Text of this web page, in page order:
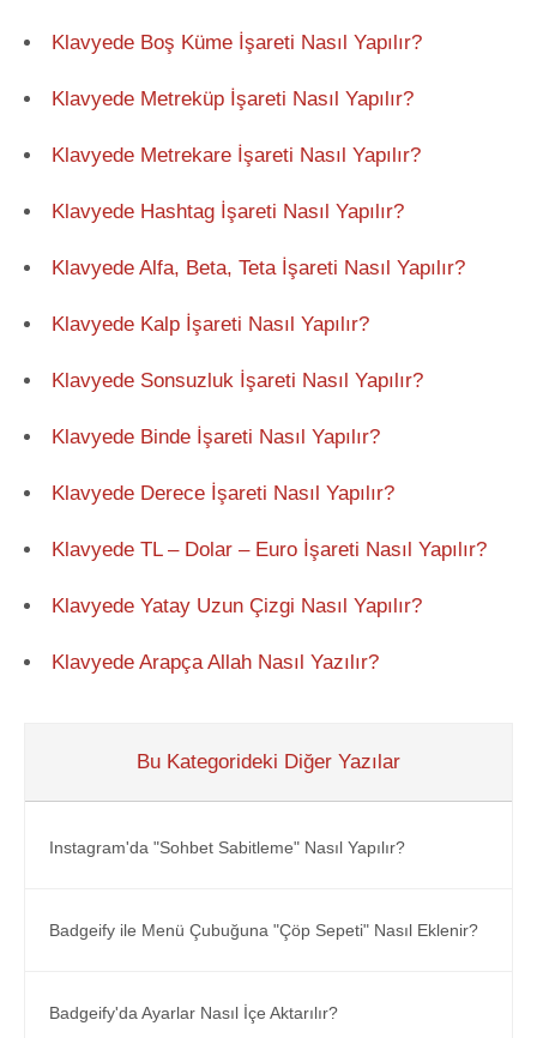
Klavyede Boş Küme İşareti Nasıl Yapılır?
Klavyede Metreküp İşareti Nasıl Yapılır?
Klavyede Metrekare İşareti Nasıl Yapılır?
Klavyede Hashtag İşareti Nasıl Yapılır?
Klavyede Alfa, Beta, Teta İşareti Nasıl Yapılır?
Klavyede Kalp İşareti Nasıl Yapılır?
Klavyede Sonsuzluk İşareti Nasıl Yapılır?
Klavyede Binde İşareti Nasıl Yapılır?
Klavyede Derece İşareti Nasıl Yapılır?
Klavyede TL – Dolar – Euro İşareti Nasıl Yapılır?
Klavyede Yatay Uzun Çizgi Nasıl Yapılır?
Klavyede Arapça Allah Nasıl Yazılır?
Bu Kategorideki Diğer Yazılar
Instagram'da "Sohbet Sabitleme" Nasıl Yapılır?
Badgeify ile Menü Çubuğuna "Çöp Sepeti" Nasıl Eklenir?
Badgeify'da Ayarlar Nasıl İçe Aktarılır?